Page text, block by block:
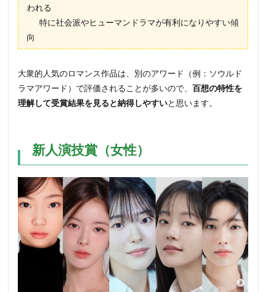
われる
特に社会派やヒューマンドラマが有利になりやすい傾
向
大衆的人気のロマンス作品は、別のアワード（例：ソウルド
ラマアワード）で評価されることが多いので、 百想の特性を
理解して受賞結果を見ると納得しやすいと思います。
新人演技賞（女性）